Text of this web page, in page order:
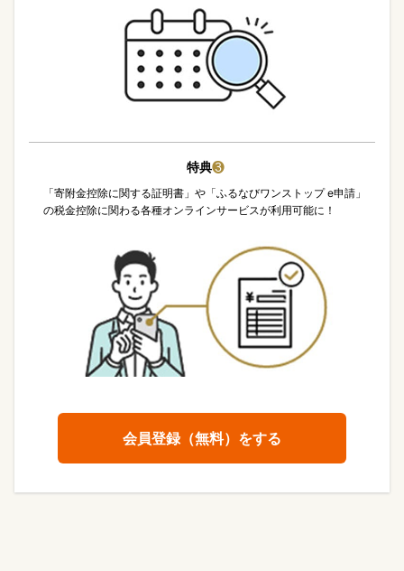
特典❸
「寄附金控除に関する証明書」や「ふるなびワンストップ e申請」
の税金控除に関わる各種オンラインサービスが利用可能に！
会員登録（無料）をする